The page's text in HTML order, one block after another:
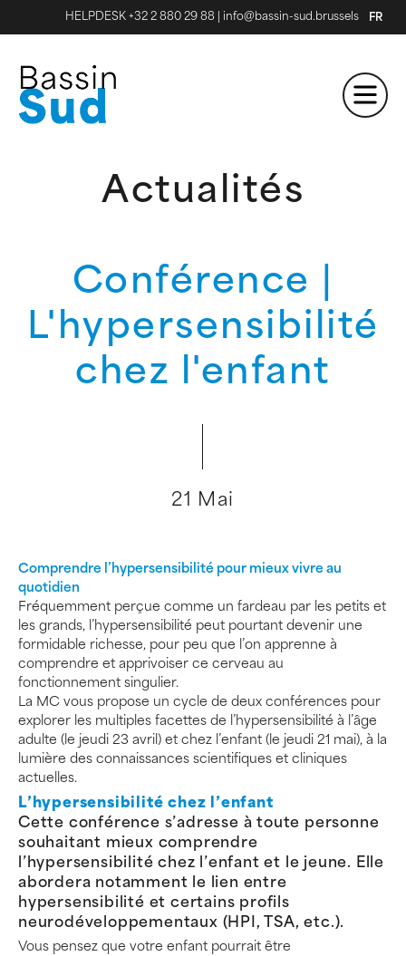
HELPDESK +32 2 880 29 88 info@bassin-sud.brussels FR
Actualités
Conférence |
L'hypersensibilité
chez l'enfant
21 Mai
Comprendre l’hypersensibilité pour mieux vivre au
quotidien
Fréquemment perçue comme un fardeau par les petits et
les grands, l’hypersensibilité peut pourtant devenir une
formidable richesse, pour peu que l’on apprenne à
comprendre et apprivoiser ce cerveau au
fonctionnement singulier.
La MC vous propose un cycle de deux conférences pour
explorer les multiples facettes de l’hypersensibilité à l’âge
adulte (le jeudi 23 avril) et chez l’enfant (le jeudi 21 mai), à la
lumière des connaissances scientifiques et cliniques
actuelles.
L’hypersensibilité chez l’enfant
Cette conférence s’adresse à toute personne
souhaitant mieux comprendre
l’hypersensibilité chez l’enfant et le jeune. Elle
abordera notamment le lien entre
hypersensibilité et certains profils
neurodéveloppementaux (HPI, TSA, etc.).
Vous pensez que votre enfant pourrait être